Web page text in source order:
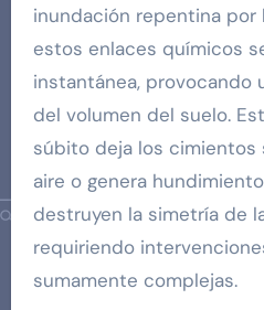
inundación repentina por
estos enlaces químicos
instantánea, provocando
del volumen del suelo.
súbito deja los cimientos
aire o genera
destruyen la simetría de
requiriendo
sumamente complejas.